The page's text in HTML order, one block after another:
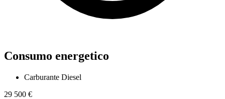
Consumo energetico
Carburante Diesel
29 500 €